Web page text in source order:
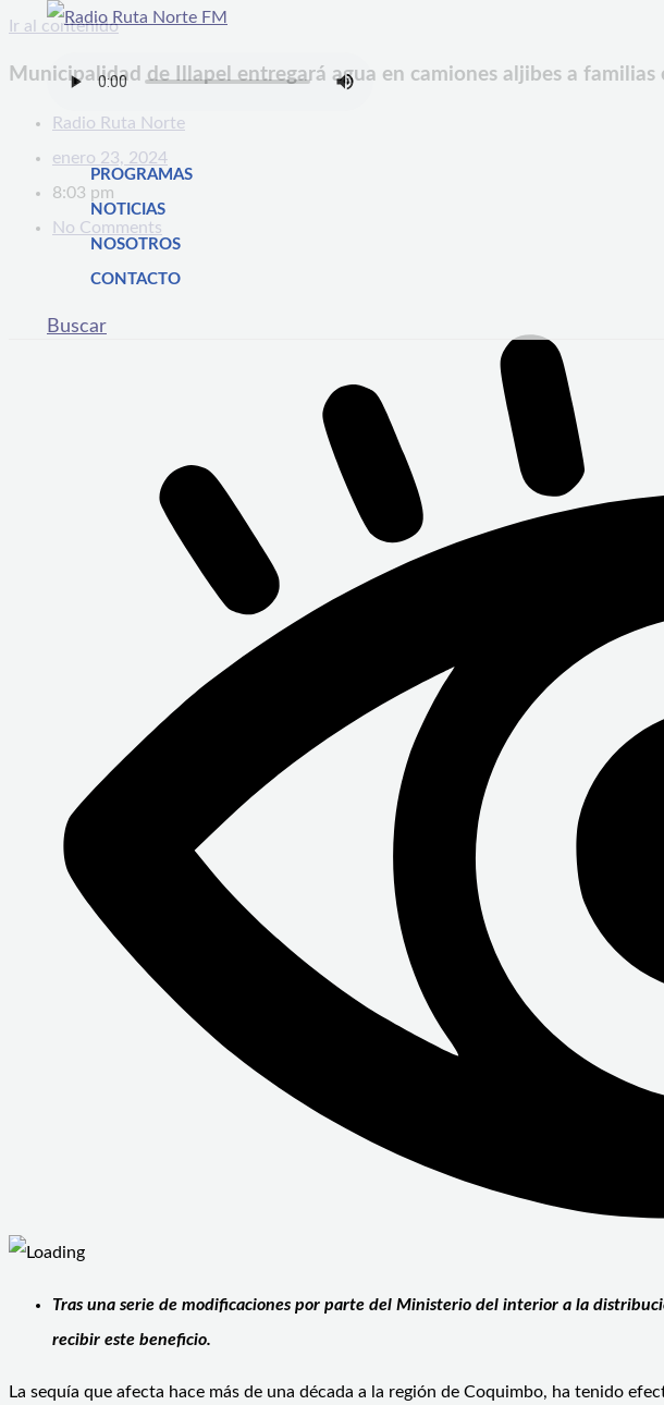
Ir al contenido
PROGRAMAS
NOTICIAS
NOSOTROS
CONTACTO
Buscar
Municipalidad de Illapel entregará agua en camiones aljibes a
Radio Ruta Norte
enero 23, 2024
8:03 pm
No Comments
Tras una serie de modificaciones por parte del Ministerio del interior a la
recibir este beneficio.
La sequía que afecta hace más de una década a la región de Coquimbo, ha tenido